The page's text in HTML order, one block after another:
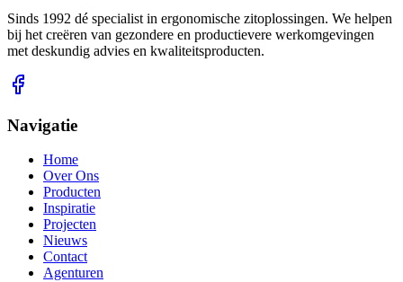
Sinds 1992 dé specialist in ergonomische zitoplossingen. We helpen
bij het creëren van gezondere en productievere werkomgevingen
met deskundig advies en kwaliteitsproducten.
Navigatie
Home
Over Ons
Producten
Inspiratie
Projecten
Nieuws
Contact
Agenturen